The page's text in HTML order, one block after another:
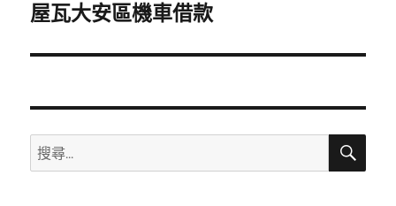
一
文
屋瓦大安區機車借款
搜
尋
搜